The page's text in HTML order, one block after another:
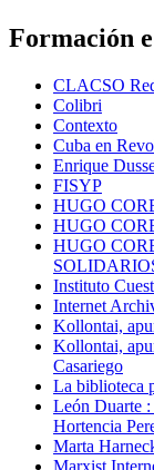
Formación
CLACSO
Colibri
Contexto
Cuba en
Enrique
FISYP
HUGO
HUGO
HUGO
Instituto
Internet
Kollontai,
Kollontai,
Casariego
La biblioteca
León Duarte
Hortencia
Marta
Marxist